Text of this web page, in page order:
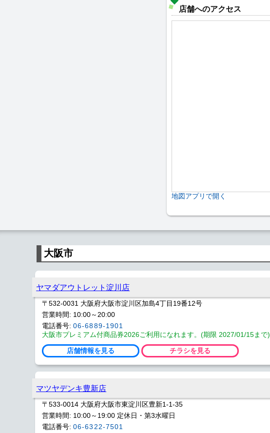
店舗へのアクセス
地図アプリで開く
大阪市
ヤマダアウトレット淀川店
〒532-0031 大阪府大阪市淀川区加島4丁目19番12号
営業時間: 10:00～20:00
電話番号: 06-6889-1901
大阪市プレミアム付商品券2026ご利用になれます。(期限 2027/01/15まで)
店舗情報を見る チラシを見る
マツヤデンキ豊新店
〒533-0014 大阪府大阪市東淀川区豊新1-1-35
営業時間: 10:00～19:00 定休日・第3水曜日
電話番号: 06-6322-7501